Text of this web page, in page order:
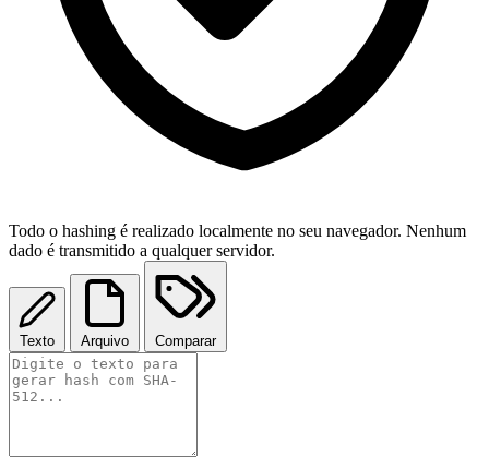
Todo o hashing é realizado localmente no seu navegador. Nenhum
dado é transmitido a qualquer servidor.
Texto Arquivo Comparar